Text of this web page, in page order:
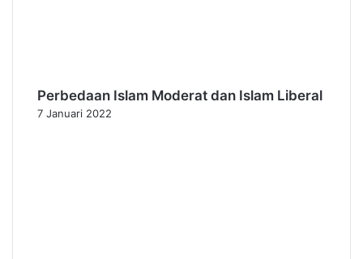
Perbedaan Islam Moderat dan Islam Liberal
7 Januari 2022